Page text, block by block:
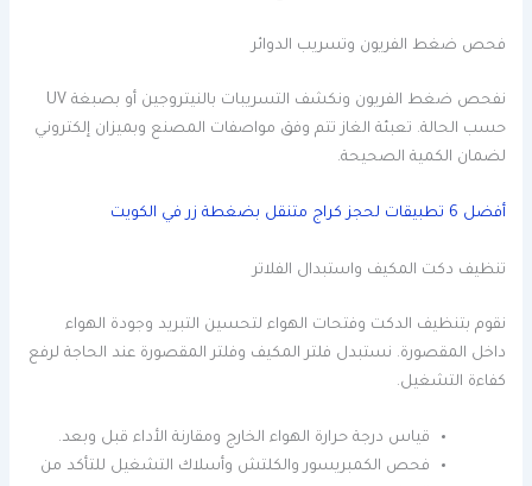
فحص ضغط الفريون وتسريب الدوائر
نفحص ضغط الفريون ونكشف التسريبات بالنيتروجين أو بصبغة UV
حسب الحالة. تعبئة الغاز تتم وفق مواصفات المصنع وبميزان إلكتروني
لضمان الكمية الصحيحة.
أفضل 6 تطبيقات لحجز كراج متنقل بضغطة زر في الكويت
تنظيف دكت المكيف واستبدال الفلاتر
نقوم بتنظيف الدكت وفتحات الهواء لتحسين التبريد وجودة الهواء
داخل المقصورة. نستبدل فلتر المكيف وفلتر المقصورة عند الحاجة لرفع
كفاءة التشغيل.
قياس درجة حرارة الهواء الخارج ومقارنة الأداء قبل وبعد.
فحص الكمبريسور والكلتش وأسلاك التشغيل للتأكد من